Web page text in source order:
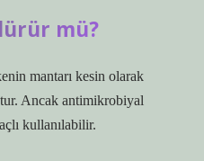
mü?
mantarı kesin olarak
Ancak antimikrobiyal
kullanılabilir.